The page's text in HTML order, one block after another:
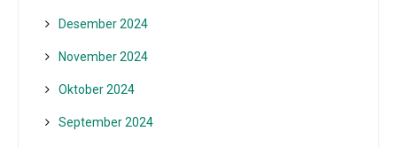
Desember 2024
November 2024
Oktober 2024
September 2024